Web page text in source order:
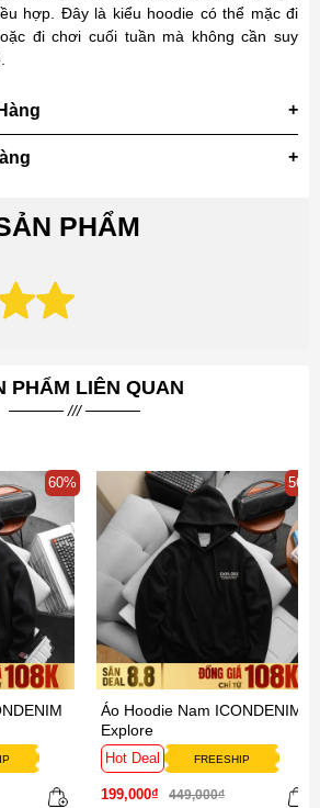
hợp. Đây là kiểu hoodie có thể mặc đi
đi chơi cuối tuần mà không cần suy
PHẨM
PHẨM LIÊN QUAN
60% 56%
Áo Hoodie Nam ICONDENIM
Explore
Hot Deal FREESHIP
199,000₫ 449,000₫